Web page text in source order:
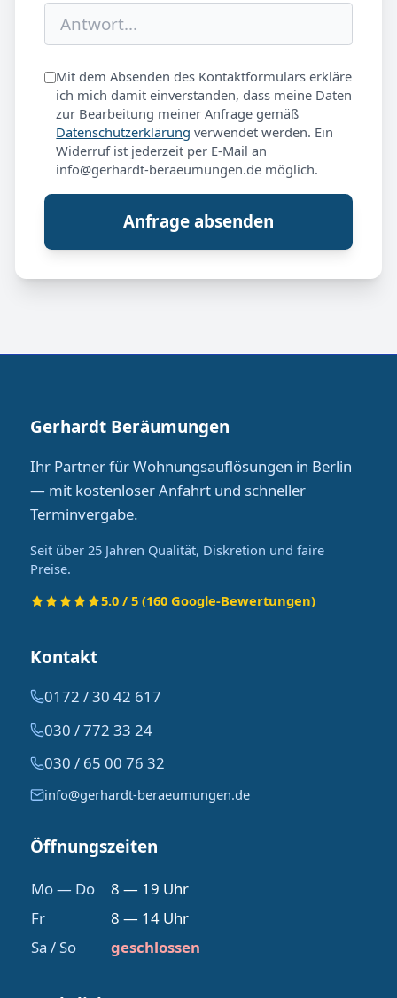
Mit dem Absenden des Kontaktformulars erkläre
ich mich damit einverstanden, dass meine Daten
zur Bearbeitung meiner Anfrage gemäß
Datenschutzerklärung verwendet werden. Ein
Widerruf ist jederzeit per E-Mail an
info@gerhardt-beraeumungen.de möglich.
Anfrage absenden
Gerhardt Beräumungen
Ihr Partner für Wohnungsauflösungen in Berlin
— mit kostenloser Anfahrt und schneller
Terminvergabe.
Seit über 25 Jahren Qualität, Diskretion und faire
Preise.
5.0 / 5 (160 Google-Bewertungen)
Kontakt
0172 / 30 42 617
030 / 772 33 24
030 / 65 00 76 32
info@gerhardt-beraeumungen.de
Öffnungszeiten
Mo — Do
8 — 19 Uhr
Fr
8 — 14 Uhr
Sa / So
geschlossen